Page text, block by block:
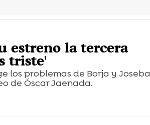
estreno la tercera
triste'
los problemas de Borja y
de Óscar Jaenada.